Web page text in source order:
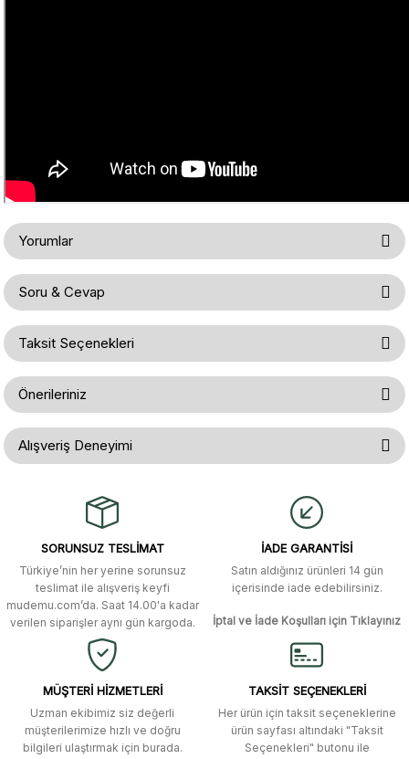
Yorumlar
Bu ürüne ilk yorumu siz yapın!
Yorum Yaz
Soru & Cevap
Ürün hakkında henüz soru sorulmamış.
Soru Sor
Taksit Seçenekleri
Önerileriniz
Bu ürünün fiyat bilgisi, resim, ürün açıklamalarında ve diğer konularda
yetersiz gördüğünüz noktaları öneri formunu kullanarak tarafımıza
iletebilirsiniz.
Ürün resmi kalitesiz, bozuk veya görüntülenemiyor.
Ürün bilgilerinde hatalar bulunuyor.
Ürün fiyatı diğer sitelerden daha pahalı.
Bu ürüne benzer farklı alternatifler olmalı.
Alışveriş Deneyimi
alışverişti. Ürün bir gün sonra elime
ulaştı. Mağaza yetkilileri oldukça
yanıt aldım ve çözüm buldum.
Murat Duman | 17/03/2026
Site güvenilir ve kullanışlı, fakat
kavela ve diğer ahşap aksesuarları
menü seçeneklerinde bulunmuyor,
spesifik olarak "kavela" terimini
aratarak bulunabilir.
M... K... | 12/12/2025
SORUNSUZ TESLİMAT
Türkiye’nin her yerine sorunsuz
teslimat ile alışveriş keyfi
mudemu.com’da. Saat 14.00'a kadar
verilen siparişler aynı gün kargoda.
İADE GARANTİSİ
Satın aldığınız ürünleri 14 gün
içerisinde iade edebilirsiniz.
İptal ve İade Koşulları için Tıklayınız
MÜŞTERİ HİZMETLERİ
Uzman ekibimiz siz değerli
müşterilerimize hızlı ve doğru
bilgileri ulaştırmak için burada.
TAKSİT SEÇENEKLERİ
Her ürün için taksit seçeneklerine
ürün sayfası altındaki "Taksit
Seçenekleri" butonu ile